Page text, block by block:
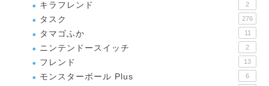
キラフレンド 2
タスク 276
タマゴふか 11
ニンテンドースイッチ 2
フレンド 13
モンスターボール Plus 6